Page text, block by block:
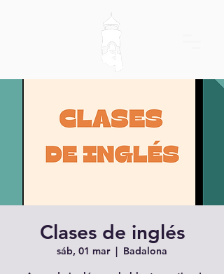
Clases de inglés
sáb, 01 mar
  |
Badalona